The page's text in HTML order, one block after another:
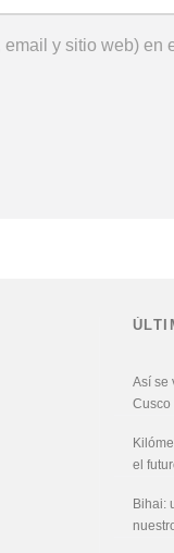
y sitio web) en
Así se
Cusco
el
Bihai: